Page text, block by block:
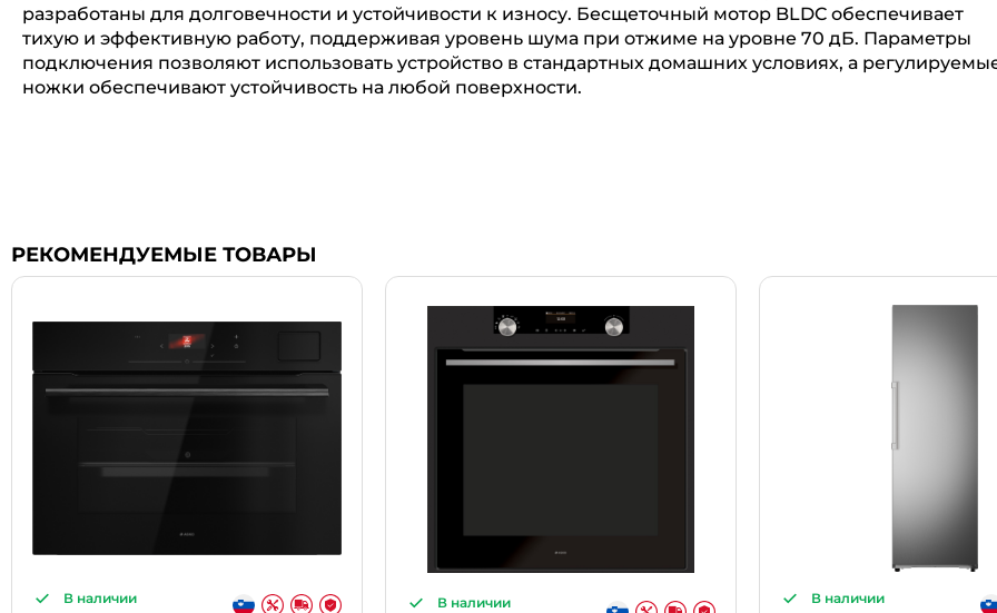
разработаны для долговечности и устойчивости к износу. Бесщеточный мотор BLDC обеспечивает
тихую и эффективную работу, поддерживая уровень шума при отжиме на уровне 70 дБ. Параметры
подключения позволяют использовать устройство в стандартных домашних условиях, а
ножки обеспечивают устойчивость на любой поверхности.
РЕКОМЕНДУЕМЫЕ ТОВАРЫ
В наличии В наличии В наличии